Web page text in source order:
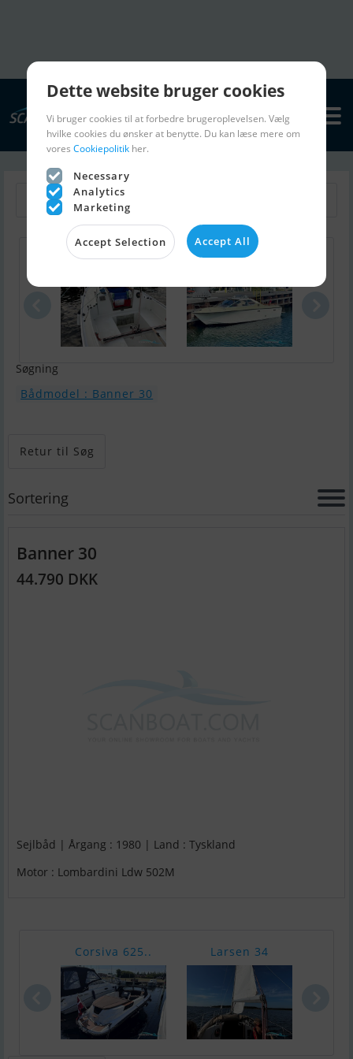
Retur til Søg
Spækhugger Coronet 24 ..
Søgning
Bådmodel : Banner 30
Retur til Søg
Sortering
Banner 30
44.790 DKK
Sejlbåd | Årgang : 1980 | Land : Tyskland
Motor : Lombardini Ldw 502M
Corsiva 625.. Larsen 34
Dette website bruger cookies
Vi bruger cookies til at forbedre brugeroplevelsen. Vælg
hvilke cookies du ønsker at benytte. Du kan læse mere om
vores Cookiepolitik her.
Necessary
Analytics
Marketing
Accept Selection Accept All